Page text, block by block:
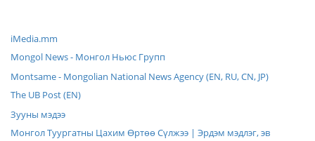
iMedia.mm
Mongol News - Монгол Ньюс Групп
Montsame - Mongolian National News Agency (EN, RU, CN, JP)
The UB Post (EN)
Зууны мэдээ
Монгол Туургатны Цахим Өртөө Сүлжээ | Эрдэм мэдлэг, эв